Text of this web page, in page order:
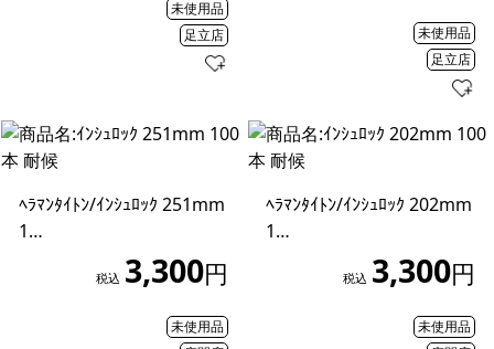
未使用品
足立店
未使用品
足立店
ﾍﾗﾏﾝﾀｲﾄﾝ/ｲﾝｼｭﾛｯｸ 251mm
1…
税込 3,300円
未使用品
ﾍﾗﾏﾝﾀｲﾄﾝ/ｲﾝｼｭﾛｯｸ 202mm
1…
税込 3,300円
未使用品